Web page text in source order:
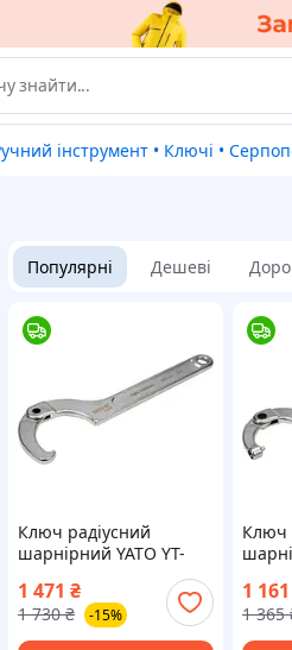
Ручний інструмент • Ключі •
Популярні Дешеві
Ключ радіусний
шарнірний YATO YT-
1 471 ₴
1 730 ₴ -15%
Ключ
1 161
1 365